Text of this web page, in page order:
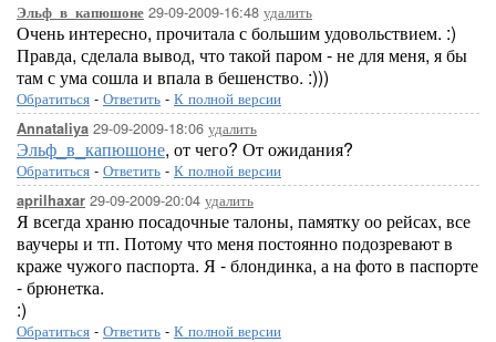
Эльф_в_капюшоне 29-09-2009-16:48 удалить
Очень интересно, прочитала с большим удовольствием. :)
Правда, сделала вывод, что такой паром - не для меня, я бы
там с ума сошла и впала в бешенство. :)))
Обратиться - Ответить - К полной версии
Annataliya 29-09-2009-18:06 удалить
Эльф_в_капюшоне, от чего? От ожидания?
Обратиться - Ответить - К полной версии
aprilhaxar 29-09-2009-20:04 удалить
Я всегда храню посадочные талоны, памятку оо рейсах, все
ваучеры и тп. Потому что меня постоянно подозревают в
краже чужого паспорта. Я - блондинка, а на фото в паспорте
- брюнетка.
:)
Обратиться - Ответить - К полной версии